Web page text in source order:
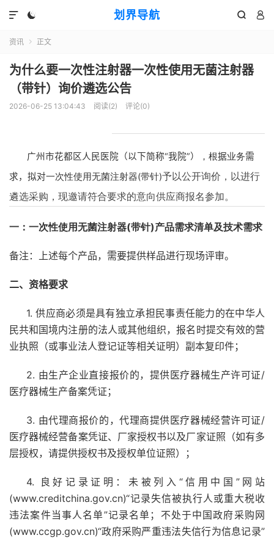
划界导航
  

资讯  正文
为什么要一次性注射器一次性使用无菌注射器
（带针）询价遴选公告
2026-06-25 13:04:43 阅读(2) 评论(0)
广州市花都区人民医院（以下简称“我院”） ，根据业务需
求，拟对一次性使用无菌注射器(带针)予以公开询价，以进行
遴选采购，现邀请符合要求的意向供应商报名参加。
一：一次性使用无菌注射器(带针)产品需求清单及技术需求
备注：上述每个产品，需要提供样品进行现场评审。
二、资格要求
1. 供应商必须是具有独立承担民事责任能力的在中华人
民共和国境内注册的法人或其他组织，报名时提交有效的营
业执照（或事业法人登记证等相关证明）副本复印件；
2. 由生产企业直接报价的，提供医疗器械生产许可证/
医疗器械生产备案凭证；
3. 由代理商报价的，代理商提供医疗器械经营许可证/
医疗器械经营备案凭证、厂家授权书以及厂家证照（如有多
层授权，请提供授权书及授权单位证照）；
4. 良好记录证明：未被列入“信用中国”网站
(www.creditchina.gov.cn)“记录失信被执行人或重大税收
违法案件当事人名单”记录名单；不处于中国政府采购网
(www.ccgp.gov.cn)“政府采购严重违法失信行为信息记录”